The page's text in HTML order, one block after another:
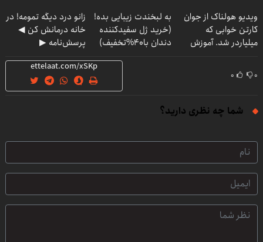
ویدیو هولناک از جوان
کارتن خوابی که
میلیاردر شد. آموزش
به لبخندت زیبایی بده!
(خرید ژل سفیدکننده
دندان با40%تخفیف)
زانو درد دیگه تمومه! در
خانه درمانش کن ◀
پرسش‌نامه ▶
۰ ۰
شما چه نظری دارید؟